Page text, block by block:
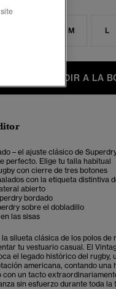
M L
AÑADIR A LA
– el ajuste clásico de
perfecto. Elige tu talla habitual
con cierre de tres botones
con la etiqueta distintiva
abierto
bordado
sobre el dobladillo
las sisas
silueta clásica de los polos
tu vestuario casual. El
el legado histórico del
americana, contando una
con un tacto
sin esfuerzo durante toda la